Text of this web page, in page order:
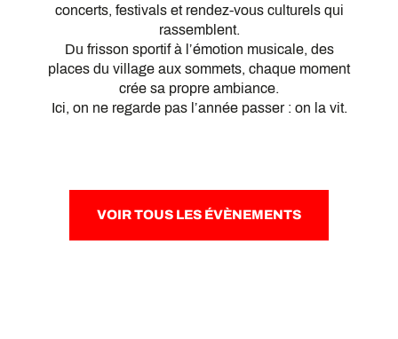
concerts, festivals et rendez-vous culturels qui
rassemblent.
Du frisson sportif à l’émotion musicale, des
places du village aux sommets, chaque moment
crée sa propre ambiance.
Ici, on ne regarde pas l’année passer : on la vit.
VOIR TOUS LES ÉVÈNEMENTS